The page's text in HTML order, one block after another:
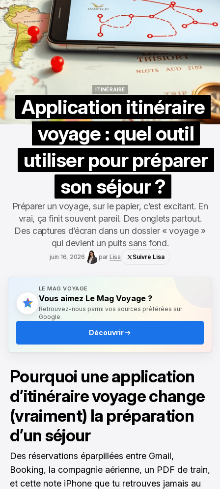
ITINÉRAIRE
Application itinéraire
voyage : quel outil
utiliser pour préparer
son séjour ?
Préparer un voyage, sur le papier, c’est excitant. En
vrai, ça finit souvent pareil. Des onglets partout.
Des captures d’écran dans un dossier « voyage »
qui devient un puits sans fond.
juin 16, 2026 par Lisa Suivre Lisa
LE MAG VOYAGE
Vous aimez Le Mag Voyage ?
Retrouvez-nous parmi vos sources préférées sur
Google.
Découvrir
Pourquoi une application
d’itinéraire voyage change
(vraiment) la préparation
d’un séjour
Des réservations éparpillées entre Gmail,
Booking, la compagnie aérienne, un PDF de train,
et cette note iPhone que tu retrouves jamais au